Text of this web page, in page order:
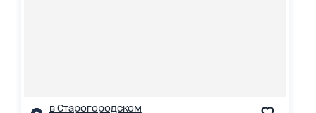
в Старогородском